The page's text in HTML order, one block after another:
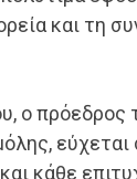
και τη
ο πρόεδρος
κάθε